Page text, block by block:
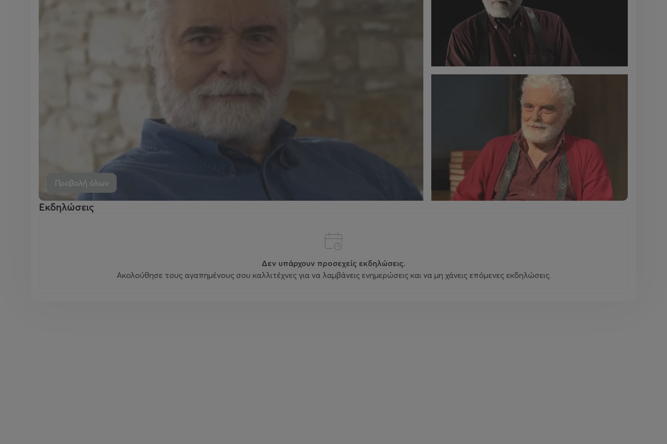
Προβολή όλων
Εκδηλώσεις
Δεν υπάρχουν προσεχείς εκδηλώσεις.
Ακολούθησε τους αγαπημένους σου καλλιτέχνες για να λαμβάνεις ενημερώσεις και να μη χάνεις επόμενες εκδηλώσεις.